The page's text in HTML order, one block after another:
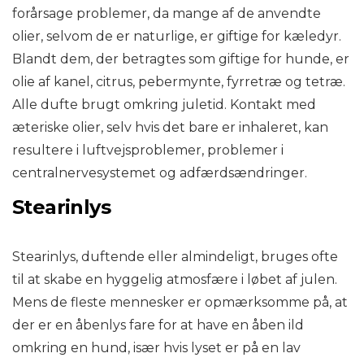
forårsage problemer, da mange af de anvendte
olier, selvom de er naturlige, er giftige for kæledyr.
Blandt dem, der betragtes som giftige for hunde, er
olie af kanel, citrus, pebermynte, fyrretræ og tetræ.
Alle dufte brugt omkring juletid. Kontakt med
æteriske olier, selv hvis det bare er inhaleret, kan
resultere i luftvejsproblemer, problemer i
centralnervesystemet og adfærdsændringer.
Stearinlys
Stearinlys, duftende eller almindeligt, bruges ofte
til at skabe en hyggelig atmosfære i løbet af julen.
Mens de fleste mennesker er opmærksomme på, at
der er en åbenlys fare for at have en åben ild
omkring en hund, især hvis lyset er på en lav